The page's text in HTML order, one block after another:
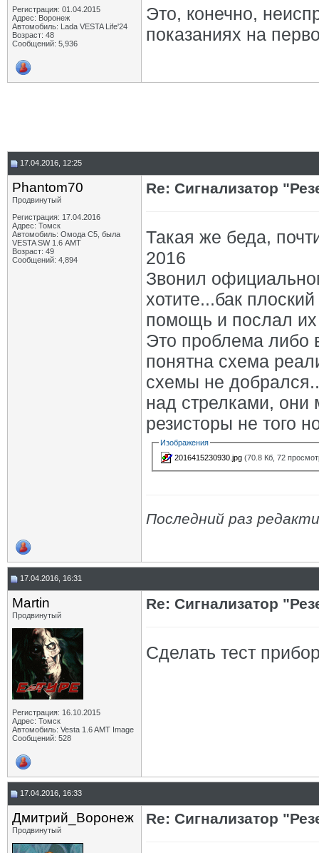
Регистрация: 01.04.2015
Адрес: Воронеж
Автомобиль: Lada VESTA Life'24
Возраст: 48
Сообщений: 5,936
Это, конечно,
показаниях на
17.04.2016, 12:25
Phantom70
Продвинутый
Регистрация: 17.04.2016
Адрес: Томск
Автомобиль: Омода С5, была
VESTA SW 1.6 АМТ
Возраст: 49
Сообщений: 4,894
Re: Сигнализатор
Такая же беда,
2016
Звонил
хотите...бак
помощь и послал
Это проблема либо
понятна схема
схемы не
над стрелками, они
резисторы не того
Изображения
2016415230930.jpg (70.8 Кб, 72
Последний раз
17.04.2016, 16:31
Martin
Продвинутый
Регистрация: 16.10.2015
Адрес: Томск
Автомобиль: Vesta 1.6 AMT Image
Сообщений: 528
Re: Сигнализатор
Сделать тест
17.04.2016, 16:33
Дмитрий_Воронеж
Продвинутый
Re: Сигнализатор